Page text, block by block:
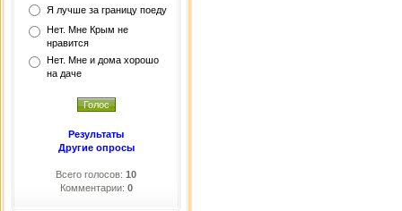
Я лучше за границу поеду
Нет. Мне Крым не
нравится
Нет. Мне и дома хорошо
на даче
Результаты
Другие опросы
Всего голосов: 10
Комментарии: 0